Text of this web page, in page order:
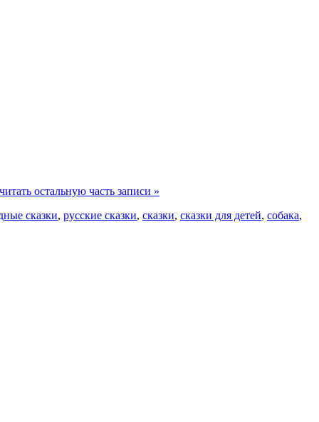
остальную часть записи »
сказки, русские сказки, сказки, сказки для детей, собака,